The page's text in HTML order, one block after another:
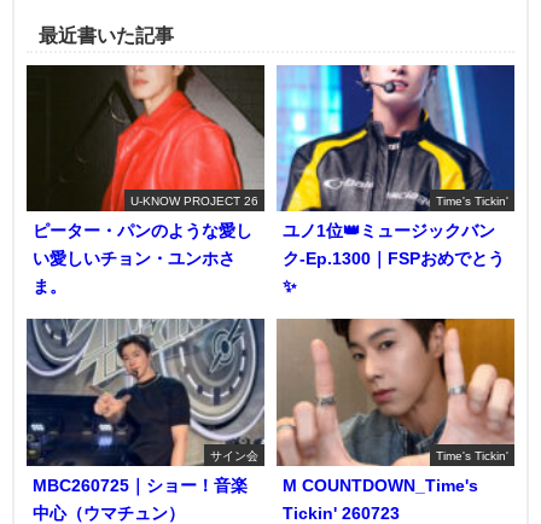
最近書いた記事
U-KNOW PROJECT 26
ピーター・パンのような愛し
い愛しいチョン・ユンホさ
ま。
Time's Tickin'
ユノ1位👑ミュージックバン
ク-Ep.1300｜FSPおめでとう
✨️
サイン会
MBC260725｜ショー！音楽
中心（ウマチュン）
Time's Tickin'
M COUNTDOWN_Time's
Tickin' 260723